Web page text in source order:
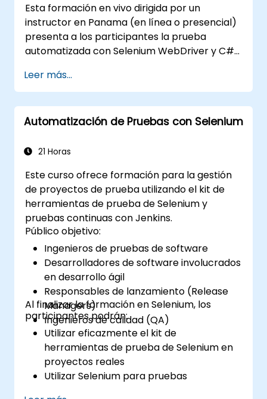
Esta formación en vivo dirigida por un
instructor en Panama (en línea o presencial)
presenta a los participantes la prueba
automatizada con Selenium WebDriver y C#
programación en C# o desea repasarla, le
recomendamos el curso: C# para Ingenieros
de Pruebas Automatizadas.
Leer más...
Automatización de Pruebas con Selenium
21 Horas
Este curso ofrece formación para la gestión
de proyectos de prueba utilizando el kit de
herramientas de prueba de Selenium y
pruebas continuas con Jenkins.
Público objetivo:
Ingenieros de pruebas de software
Desarrolladores de software involucrados
en desarrollo ágil
Responsables de lanzamiento (Release
Managers)
Ingenieros de calidad (QA)
Al finalizar la formación en Selenium, los
participantes podrán:
Utilizar eficazmente el kit de
herramientas de prueba de Selenium en
proyectos reales
Utilizar Selenium para pruebas